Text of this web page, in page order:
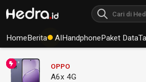
HomeBerita AIHandphonePaket Data
OPPO
A6x 4G